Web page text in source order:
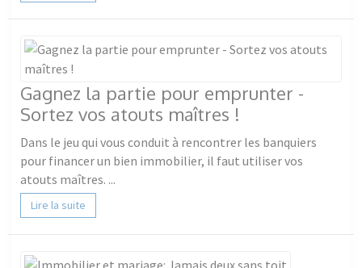
Gagnez la partie pour emprunter -
Sortez vos atouts maîtres !
Dans le jeu qui vous conduit à rencontrer les banquiers
pour financer un bien immobilier, il faut utiliser vos
atouts maîtres. ...
Lire la suite